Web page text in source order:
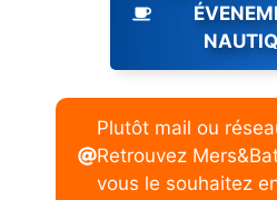
Plutôt mail ou
Retrouvez
vous le souhaitez